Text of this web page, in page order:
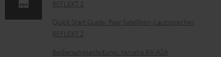
e
r
u
n
REFLEKT 2
Quick Start Guide: Paar Satelliten-Lautsprecher
REFLEKT 2
Bedienungsanleitung: Yamaha RX-A2A